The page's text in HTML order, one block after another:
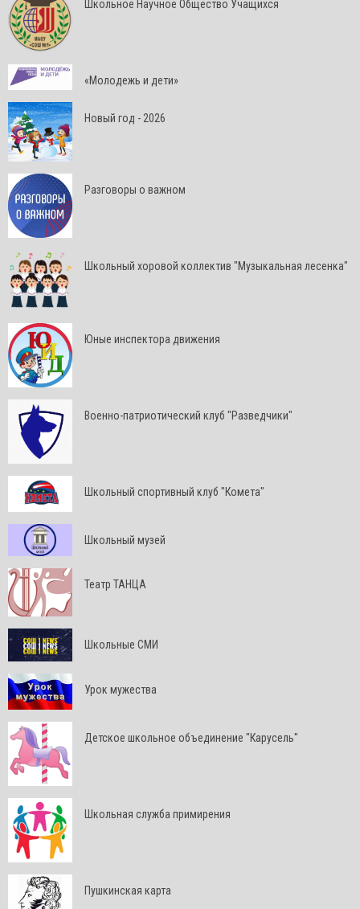
Школьное Научное Общество Учащихся
«Молодежь и дети»
Новый год - 2026
Разговоры о важном
Школьный хоровой коллектив "Музыкальная лесенка"
Юные инспектора движения
Военно-патриотический клуб "Разведчики"
Школьный спортивный клуб "Комета"
Школьный музей
Театр ТАНЦА
Школьные СМИ
Урок мужества
Детское школьное объединение "Карусель"
Школьная служба примирения
Пушкинская карта